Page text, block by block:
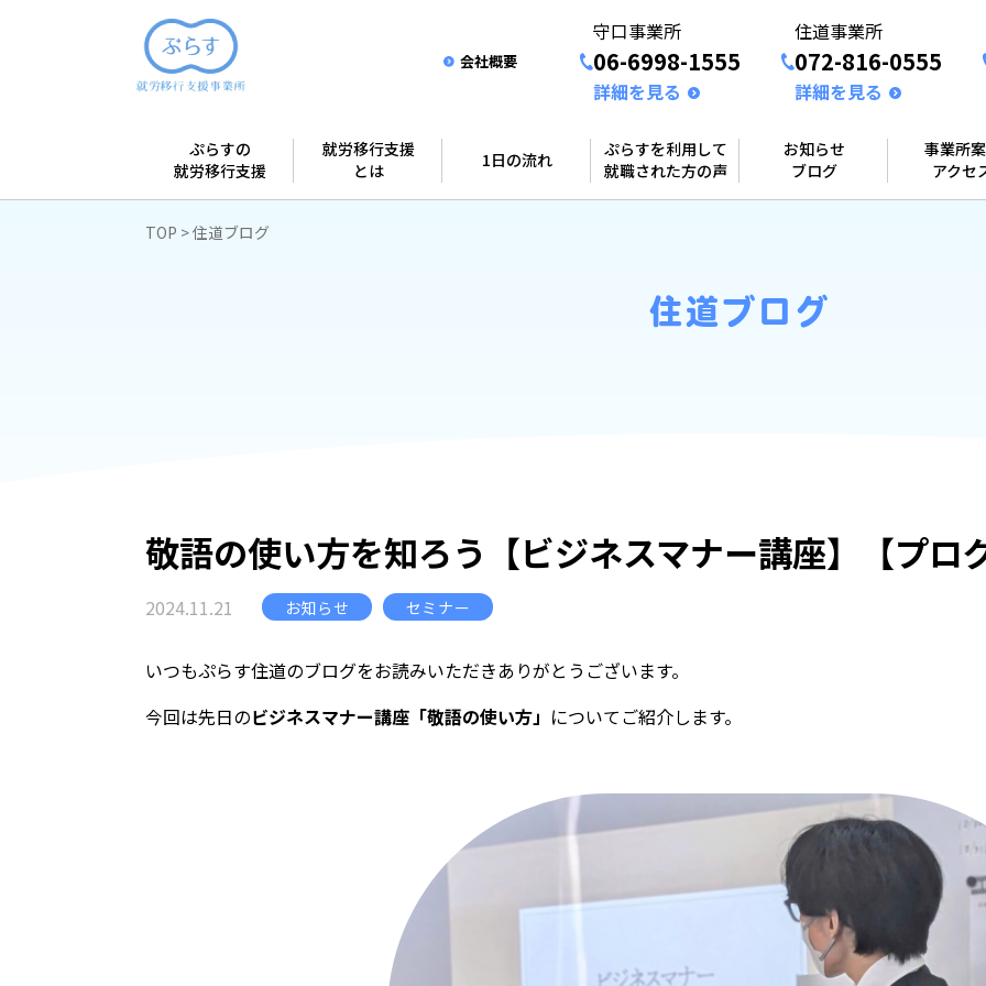
会社概要
守口事業所
06-6998-1555
詳細を見る
住道事業所
072-816-0555
詳細を見る
ぷらすの
就労移行支援
就労移行支援
とは
1日の流れ
ぷらすを利用して
就職された方の声
お知らせ
ブログ
事業所
アクセ
TOP 住道ブログ
住道ブログ
敬語の使い方を知ろう【ビジネスマナー講座】【プロ
2024.11.21 お知らせ セミナー
いつもぷらす住道のブログをお読みいただきありがとうございます。
今回は先日のビジネスマナー講座「敬語の使い方」 についてご紹介します。